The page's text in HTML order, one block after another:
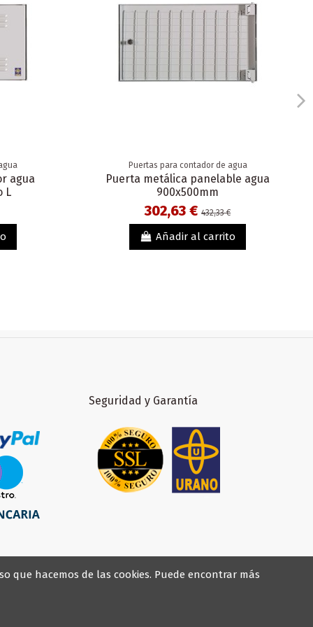
agua
L
Puertas para contador de agua
Puerta metálica panelable agua
900x500mm
302,63 €432,33 €
Añadir al carrito
Seguridad y Garantía
que hacemos de las cookies. Puede encontrar más